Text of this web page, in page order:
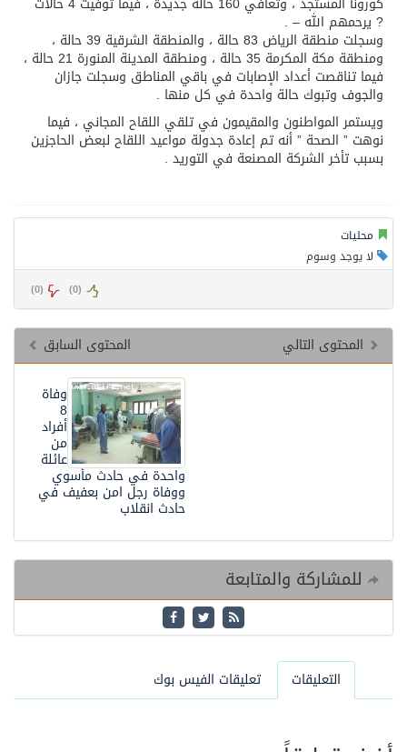
? يرحمهم الله – .
وسجلت منطقة الرياض 83 حالة ، والمنطقة الشرقية 39 حالة ،
ومنطقة مكة المكرمة 35 حالة ، ومنطقة المدينة المنورة 21 حالة ،
فيما تناقصت أعداد الإصابات في باقي المناطق وسجلت جازان
والجوف وتبوك حالة واحدة في كل منها .
ويستمر المواطنون والمقيمون في تلقي اللقاح المجاني ، فيما
نوهت ” الصحة ” أنه تم إعادة جدولة مواعيد اللقاح لبعض الحاجزين
بسبب تأخر الشركة المصنعة في التوريد .
محليات
لا يوجد وسوم
(
0
) (
0
)
المحتوى السابق
المحتوى التالي
وفاة
8
أفراد
من
عائلة
واحدة في حادث مأسوي
ووفاة رجل امن بعفيف في
حادث انقلاب
للمشاركة والمتابعة
التعليقات تعليقات الفيس بوك